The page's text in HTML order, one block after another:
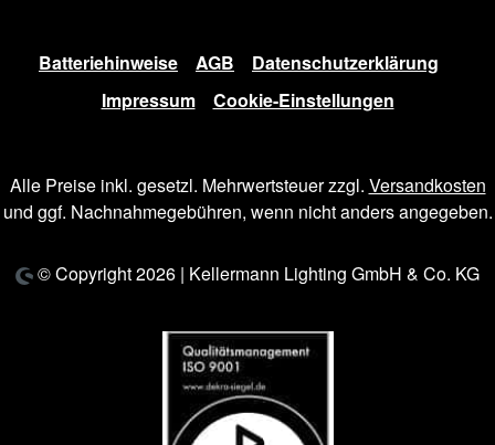
Batteriehinweise AGB
Datenschutzerklärung
Impressum
Cookie-Einstellungen
Alle Preise inkl. gesetzl. Mehrwertsteuer zzgl. Versandkosten
und ggf. Nachnahmegebühren, wenn nicht anders angegeben.
© Copyright 2026 | Kellermann Lighting GmbH & Co. KG